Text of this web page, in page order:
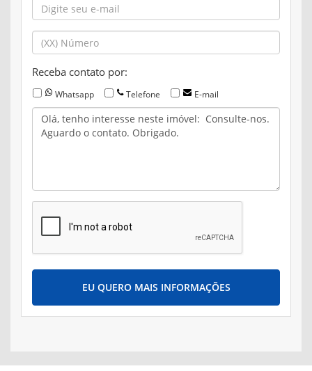
Receba contato por:
Whatsapp Telefone E-mail
EU QUERO MAIS INFORMAÇÕES